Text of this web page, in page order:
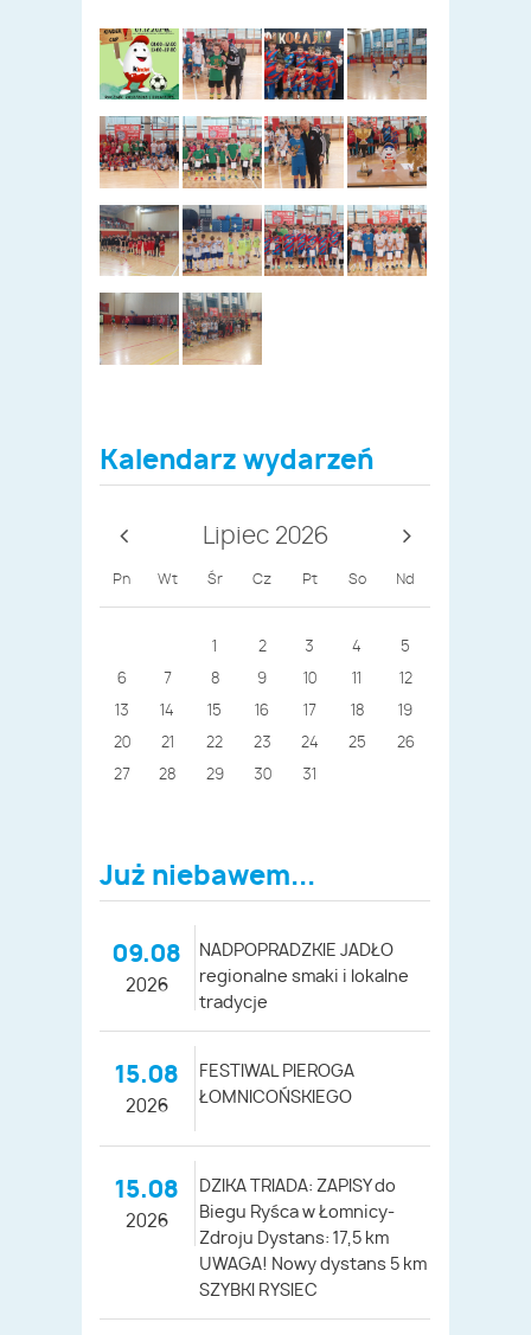
Kalendarz wydarzeń
Lipiec 2026
Pn Wt Śr Cz Pt So Nd
1 2 3 4 5
6 7 8 9 10 11 12
13 14 15 16 17 18 19
20 21 22 23 24 25 26
27 28 29 30 31
Już niebawem...
09.08
2026
NADPOPRADZKIE JADŁO
regionalne smaki i lokalne
tradycje
15.08
2026
FESTIWAL PIEROGA
ŁOMNICOŃSKIEGO
15.08
2026
DZIKA TRIADA: ZAPISY do
Biegu Ryśca w Łomnicy-
Zdroju Dystans: 17,5 km
UWAGA! Nowy dystans 5 km
SZYBKI RYSIEC